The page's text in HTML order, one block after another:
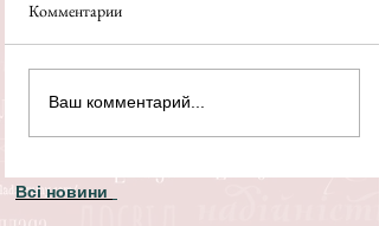
Комментарии
Ваш комментарий...
Всі новини